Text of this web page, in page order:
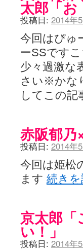
太郎「
投稿日: 2014年
今回はぴゅ
ーSSです
少々過激な
さい※かな
してこの
赤阪郁乃
投稿日: 2014年
今回は姫松
ます 続きを
京太郎
い！」
投稿日: 2014年